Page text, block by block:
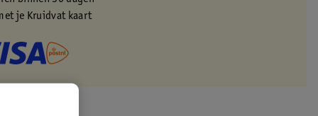
je Kruidvat kaart